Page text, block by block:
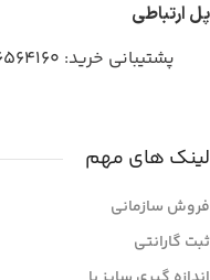
پل ارتباطی
پشتیبانی خرید:
لینک های مهم
فروش سازمانی
ثبت گارانتی